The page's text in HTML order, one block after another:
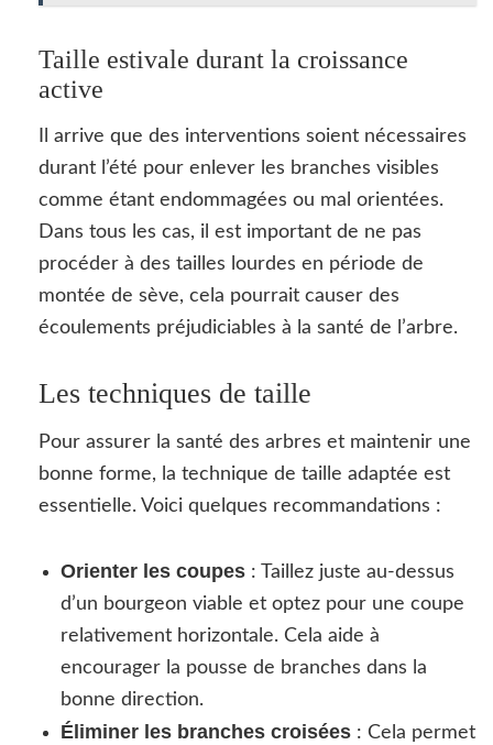
Taille estivale durant la croissance
active
Il arrive que des interventions soient nécessaires
durant l’été pour enlever les branches visibles
comme étant endommagées ou mal orientées.
Dans tous les cas, il est important de ne pas
procéder à des tailles lourdes en période de
montée de sève, cela pourrait causer des
écoulements préjudiciables à la santé de l’arbre.
Les techniques de taille
Pour assurer la santé des arbres et maintenir une
bonne forme, la technique de taille adaptée est
essentielle. Voici quelques recommandations :
Orienter les coupes : Taillez juste au-dessus
d’un bourgeon viable et optez pour une coupe
relativement horizontale. Cela aide à
encourager la pousse de branches dans la
bonne direction.
Éliminer les branches croisées : Cela permet